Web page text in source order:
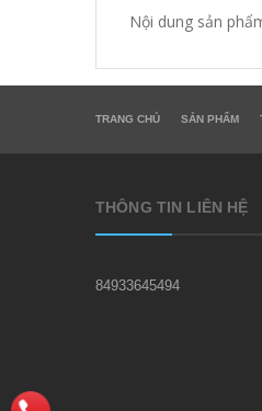
Nội dung sản
TRANG CHỦ SẢN PHẨM
THÔNG TIN LIÊN HỆ
84933645494